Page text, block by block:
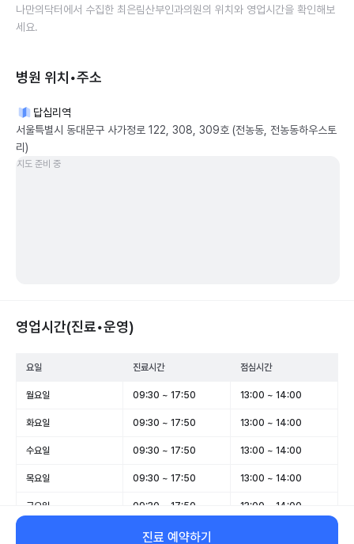
나만의닥터에서 수집한 최은림산부인과의원의 위치와 영업시간을 확인해보
세요.
병원 위치•주소
답십리역
서울특별시 동대문구 사가정로 122, 308, 309호 (전농동, 전농동하우스토
리)
지도 준비 중
영업시간(진료•운영)
요일 진료시간 점심시간
월요일 09:30 ~ 17:50 13:00 ~ 14:00
화요일 09:30 ~ 17:50 13:00 ~ 14:00
수요일 09:30 ~ 17:50 13:00 ~ 14:00
목요일 09:30 ~ 17:50 13:00 ~ 14:00
금요일 09:30 ~ 17:50 13:00 ~ 14:00
09:30 ~ 13:00
진료 예약하기